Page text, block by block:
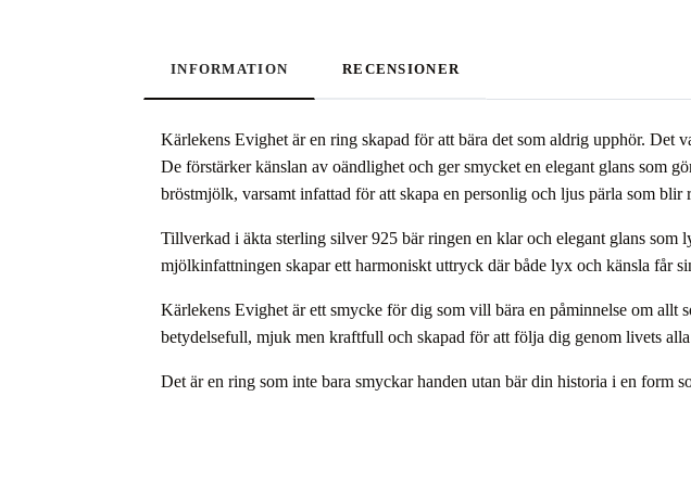
INFORMATION RECENSIONER
Kärlekens Evighet är en ring skapad för att bära det som aldrig upphör. Det
De förstärker känslan av oändlighet och ger smycket en elegant glans som
bröstmjölk, varsamt infattad för att skapa en personlig och ljus pärla som blir
Tillverkad i äkta sterling silver 925 bär ringen en klar och elegant glans
mjölkinfattningen skapar ett harmoniskt uttryck där både lyx och känsla får
Kärlekens Evighet är ett smycke för dig som vill bära en påminnelse om allt
betydelsefull, mjuk men kraftfull och skapad för att följa dig genom livets
Det är en ring som inte bara smyckar handen utan bär din historia i en form